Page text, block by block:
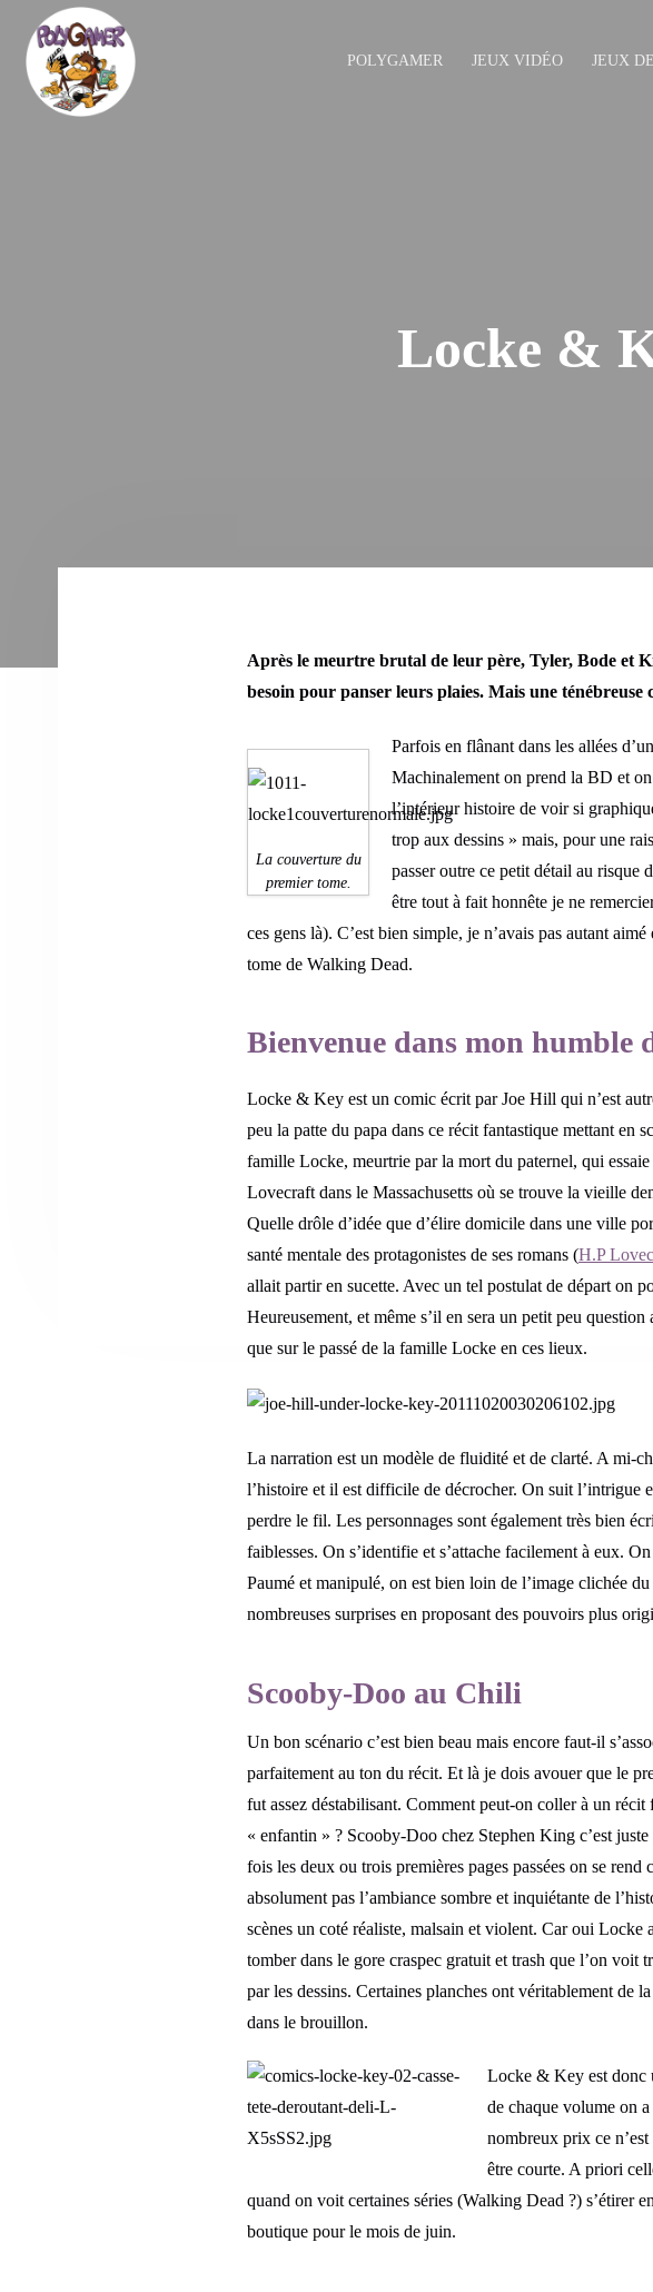
POLYGAMER JEUX VIDÉO JEUX
Locke &
Après le meurtre brutal de leur père, Tyler, Bode et
besoin pour panser leurs plaies. Mais une
La couverture du
premier tome.
Parfois en flânant dans les allées
Machinalement on prend la BD et
l’intérieur histoire de voir si
trop aux dessins » mais, pour une
passer outre ce petit détail au
être tout à fait honnête je ne
ces gens là). C’est bien simple, je n’avais pas autant
tome de Walking Dead.
Bienvenue dans mon humble
Locke & Key est un comic écrit par Joe Hill qui n’est
peu la patte du papa dans ce récit fantastique mettant en
famille Locke, meurtrie par la mort du paternel, qui
Lovecraft dans le Massachusetts où se trouve la vieille
Quelle drôle d’idée que d’élire domicile dans une ville
santé mentale des protagonistes de ses romans (H.P
allait partir en sucette. Avec un tel postulat de départ on
Heureusement, et même s’il en sera un petit peu
que sur le passé de la famille Locke en ces lieux.
La narration est un modèle de fluidité et de clarté. A mi-
l’histoire et il est difficile de décrocher. On suit l’intrigue
perdre le fil. Les personnages sont également très bien
faiblesses. On s’identifie et s’attache facilement à eux.
Paumé et manipulé, on est bien loin de l’image clichée
nombreuses surprises en proposant des pouvoirs plus
Scooby-Doo au Chili
Un bon scénario c’est bien beau mais encore faut-il
parfaitement au ton du récit. Et là je dois avouer que le
fut assez déstabilisant. Comment peut-on coller à un
« enfantin » ? Scooby-Doo chez Stephen King c’est
fois les deux ou trois premières pages passées on se
absolument pas l’ambiance sombre et inquiétante de
scènes un coté réaliste, malsain et violent. Car oui
tomber dans le gore craspec gratuit et trash que l’on voit
par les dessins. Certaines planches ont véritablement de
dans le brouillon.
Locke & Key est donc
de chaque volume on
nombreux prix ce
être courte. A priori
quand on voit certaines séries (Walking Dead ?) s’étirer
boutique pour le mois de juin.